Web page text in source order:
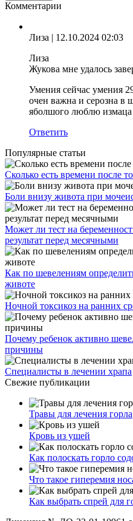
Комментарии
Лиза | 12.10.2024 02:03
Лиза
Жукова мне удалось
Умения сейчас умения
очен важна и серозна в
яболшого люблю
Ответить
Популярные статьи
Сколько есть времени после
Боли внизу живота при
Может ли тест на
результат перед месячными
Как по шевелениям
животе
Ночной токсикоз на ранних
Почему ребенок активно
причины
Специалисты в лечении храпа
Свежие публикации
Травы для лечения горла
Кровь из ушей
Как полоскать горло
Что такое гиперемия
Как выбрать спрей для